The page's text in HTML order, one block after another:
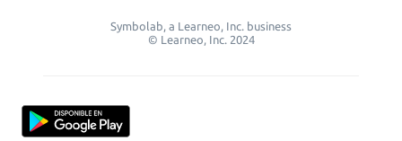
Symbolab, a Learneo, Inc. business
© Learneo, Inc. 2024